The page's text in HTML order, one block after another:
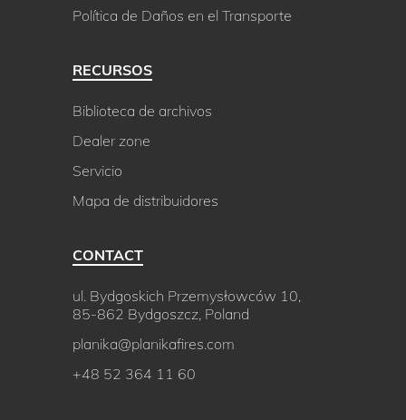
Política de Daños en el Transporte
RECURSOS
Biblioteca de archivos
Dealer zone
Servicio
Mapa de distribuidores
CONTACT
ul. Bydgoskich Przemysłowców 10,
85-862 Bydgoszcz, Poland
planika@planikafires.com
+48 52 364 11 60